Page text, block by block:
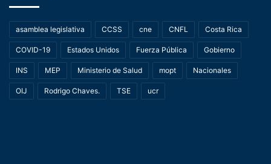
asamblea legislativa CCSS cne CNFL Costa Rica
COVID-19 Estados Unidos Fuerza Pública Gobierno
INS MEP Ministerio de Salud mopt Nacionales
OIJ Rodrigo Chaves. TSE ucr